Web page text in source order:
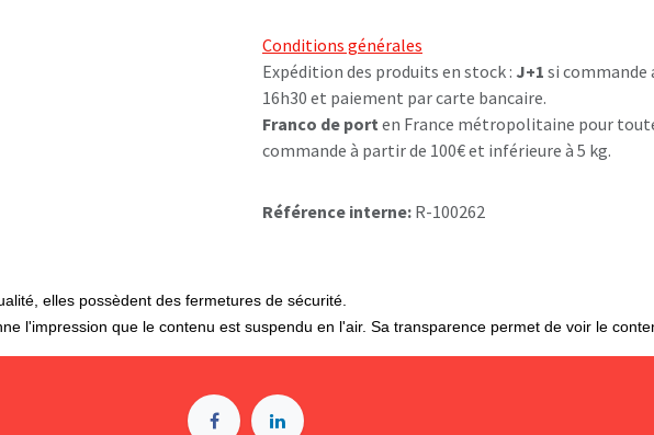
Conditions générales
Expédition des produits en stock : J+1 si commande
16h30 et paiement par carte bancaire.
Franco de port en France métropolitaine pour
commande à partir de 100€ et inférieure à 5 kg.
Référence interne: R-100262
elles possèdent des fermetures de sécurité.
l'impression que le contenu est suspendu en l'air. Sa transparence permet de voir le